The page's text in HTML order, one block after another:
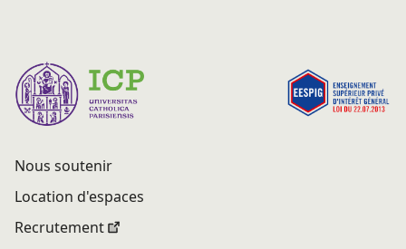
Nous soutenir
Location d'espaces
Recrutement